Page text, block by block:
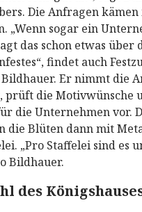
Die Anfragen
„Wenn sogar ein
das schon etwas über
findet auch
Er nimmt die
prüft die Motivwünsche
die Unternehmen vor.
die Blüten dann mit
„Pro Staffelei sind es
Bildhauer.
des